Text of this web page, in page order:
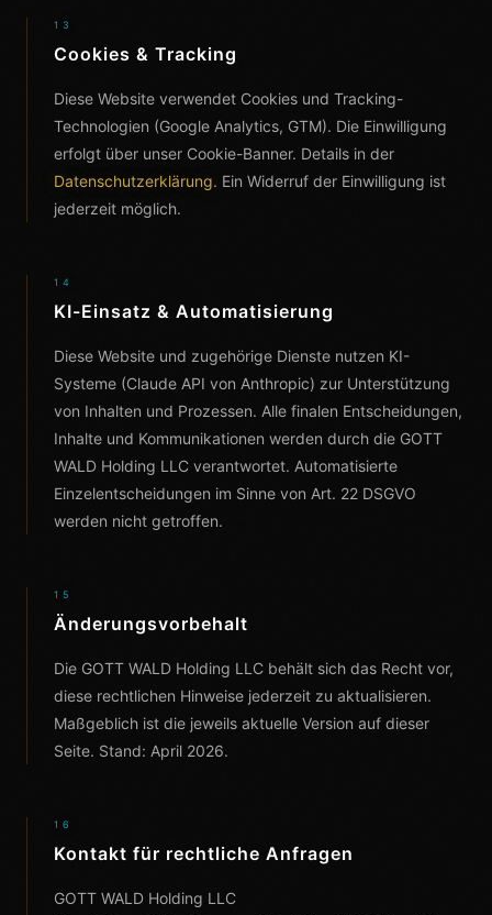
13
Cookies & Tracking
Diese Website verwendet Cookies und Tracking-
Technologien (Google Analytics, GTM). Die Einwilligung
erfolgt über unser Cookie-Banner. Details in der
Datenschutzerklärung. Ein Widerruf der Einwilligung ist
jederzeit möglich.
14
KI-Einsatz & Automatisierung
Diese Website und zugehörige Dienste nutzen KI-
Systeme (Claude API von Anthropic) zur Unterstützung
von Inhalten und Prozessen. Alle finalen Entscheidungen,
Inhalte und Kommunikationen werden durch die GOTT
WALD Holding LLC verantwortet. Automatisierte
Einzelentscheidungen im Sinne von Art. 22 DSGVO
werden nicht getroffen.
15
Änderungsvorbehalt
Die GOTT WALD Holding LLC behält sich das Recht vor,
diese rechtlichen Hinweise jederzeit zu aktualisieren.
Maßgeblich ist die jeweils aktuelle Version auf dieser
Seite. Stand: April 2026.
16
Kontakt für rechtliche Anfragen
GOTT WALD Holding LLC